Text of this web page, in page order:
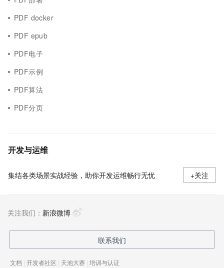
PDF docker
PDF epub
PDF电子
PDF示例
PDF算法
PDF分页
开发与运维
集结各类场景实战经验，助你开发运维畅行无忧 +关注
关注我们： 新浪微博
联系我们
文档 | 开发者社区 | 天池大赛 | 培训与认证